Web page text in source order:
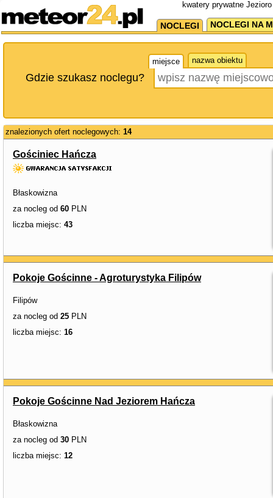
kwatery prywatne
NOCLEGI NOCLEGI NA
miejsce nazwa obiektu
Gdzie szukasz noclegu?
znalezionych ofert noclegowych: 14
Gościniec Hańcza
Błaskowizna
za nocleg od 60 PLN
liczba miejsc: 43
Pokoje Gościnne - Agroturystyka Filipów
Filipów
za nocleg od 25 PLN
liczba miejsc: 16
Pokoje Gościnne Nad Jeziorem Hańcza
Błaskowizna
za nocleg od 30 PLN
liczba miejsc: 12